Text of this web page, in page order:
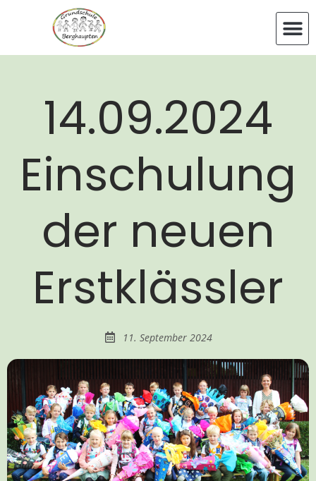
14.09.2024
Einschulung
der neuen
Erstklässler
11. September 2024